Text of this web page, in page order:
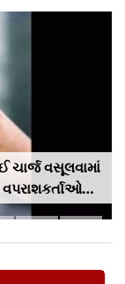
ચાર્જ વસૂલવામાં
માર્ગદર્શિકા